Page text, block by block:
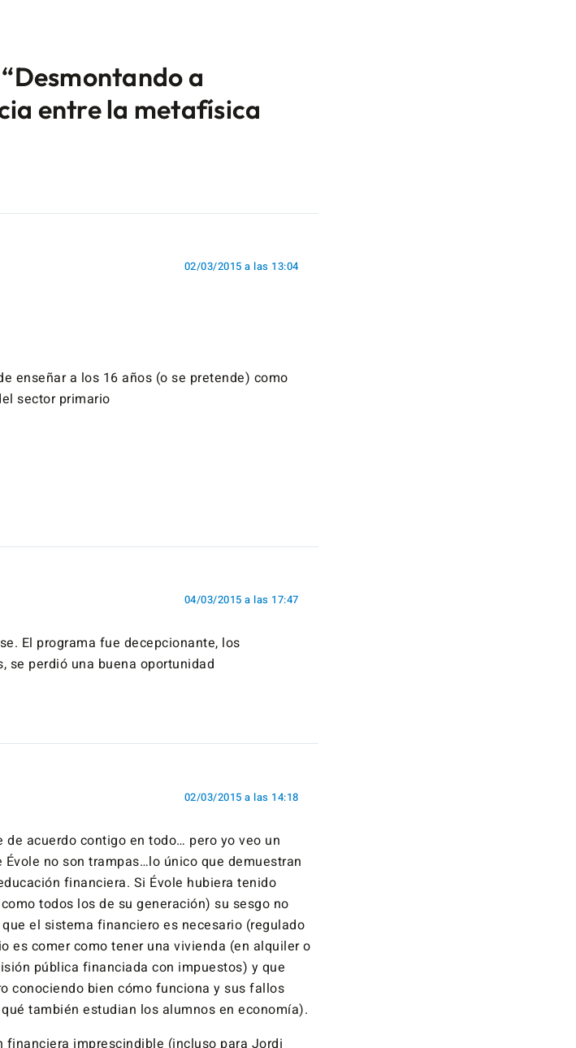
a
entre la metafísica
02/03/2015 a las 13:04
enseñar a los 16 años (o se pretende) como
sector primario
04/03/2015 a las 17:47
El programa fue decepcionante, los
se perdió una buena oportunidad
02/03/2015 a las 14:18
acuerdo contigo en todo… pero yo veo un
no son trampas…lo único que demuestran
financiera. Si Évole hubiera tenido
todos los de su generación) su sesgo no
el sistema financiero es necesario (regulado
es comer como tener una vivienda (en alquiler o
pública financiada con impuestos) y que
conociendo bien cómo funciona y sus fallos
también estudian los alumnos en economía).
imprescindible (incluso para Jordi